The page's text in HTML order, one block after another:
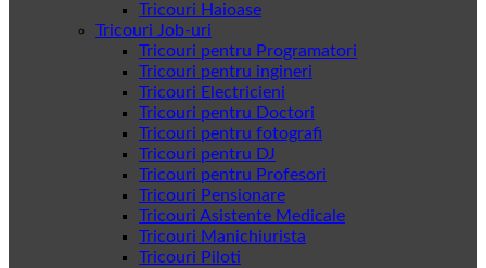
Tricouri Haioase
Tricouri Job-uri
Tricouri pentru Programatori
Tricouri pentru ingineri
Tricouri Electricieni
Tricouri pentru Doctori
Tricouri pentru fotografi
Tricouri pentru DJ
Tricouri pentru Profesori
Tricouri Pensionare
Tricouri Asistente Medicale
Tricouri Manichiurista
Tricouri Piloti